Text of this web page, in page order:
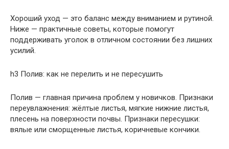
Хороший уход — это баланс между вниманием и рутиной.
Ниже — практичные советы, которые помогут
поддерживать уголок в отличном состоянии без лишних
усилий.
h3 Полив: как не перелить и не пересушить
Полив — главная причина проблем у новичков. Признаки
переувлажнения: жёлтые листья, мягкие нижние листья,
плесень на поверхности почвы. Признаки пересушки:
вялые или сморщенные листья, коричневые кончики.